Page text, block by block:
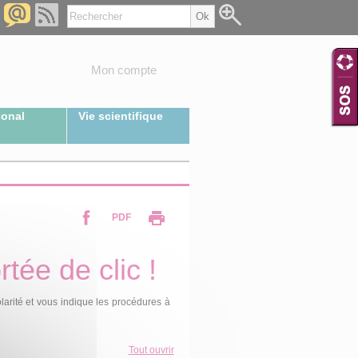
Mon compte
Vie scientifique
PDF
de clic !
et vous indique les procédures à
Tout ouvrir